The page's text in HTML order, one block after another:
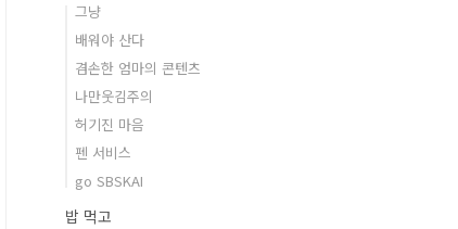
그냥
배워야 산다
겸손한 엄마의 콘텐츠
나만웃김주의
허기진 마음
펜 서비스
go SBSKAI
밥 먹고